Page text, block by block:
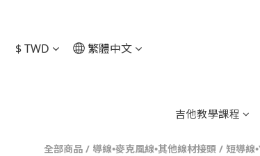
$TWD 繁體中文
吉他教學課程
全部商品 / 導線•麥克風線•其他線材接頭 / 短導線